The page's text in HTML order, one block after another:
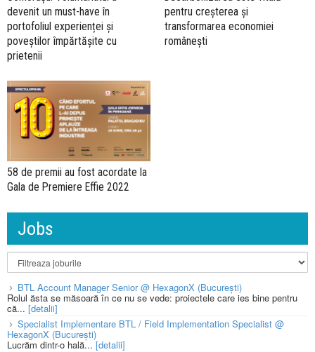
devenit un must-have în
portofoliul experienței și
poveștilor împărtășite cu
prietenii
pentru creșterea și
transformarea economiei
românești
58 de premii au fost acordate la
Gala de Premiere Effie 2022
Jobs
BTL Account Manager Senior @ HexagonX (București)
Rolul ăsta se măsoară în ce nu se vede: proiectele care ies bine pentru
că... [detalii]
Specialist Implementare BTL / Field Implementation Specialist @
HexagonX (București)
Lucrăm dintr-o hală...[detalii]